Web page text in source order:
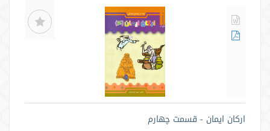
ارکان ایمان - قسمت چهارم